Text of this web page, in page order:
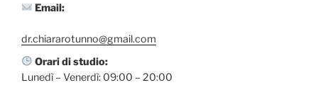
Email:
dr.chiararotunno@gmail.com
Orari di studio:
Lunedì – Venerdì: 09:00 – 20:00